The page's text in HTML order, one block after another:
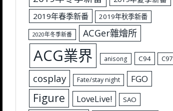
2019年春季新番
2019年秋季新番
2020年冬季新番 ACGer雜燴所
ACG業界 anisong C94 C97
cosplay Fate/stay night FGO
Figure LoveLive! SAO